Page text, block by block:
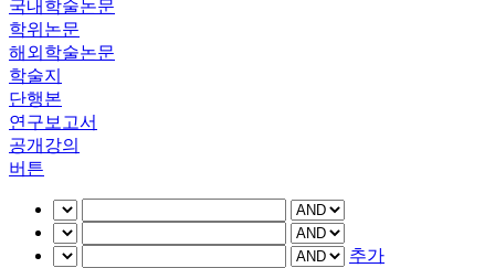
국내학술논문
학위논문
해외학술논문
학술지
단행본
연구보고서
공개강의
버튼
추가